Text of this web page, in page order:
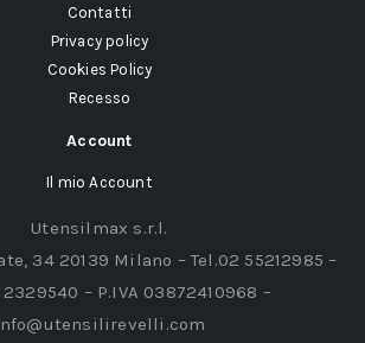
Contatti
Privacy policy
Cookies Policy
Recesso
Account
Il mio Account
Utensilmax s.r.l.
34 20139 Milano – Tel.02 55212985 –
– P.IVA 03872410968 –